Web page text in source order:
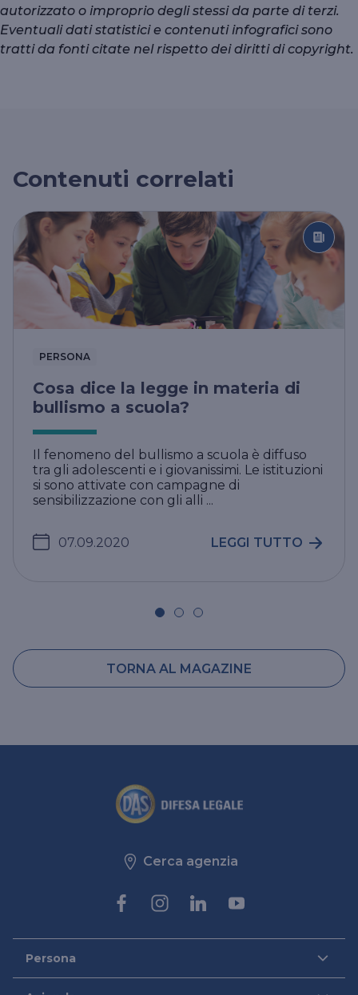
autorizzato o improprio degli stessi da parte di terzi.
Eventuali dati statistici e contenuti infografici sono
tratti da fonti citate nel rispetto dei diritti di copyright.
Contenuti correlati
PERSONA
Cosa dice la legge in materia di
bullismo a scuola?
Il fenomeno del bullismo a scuola è diffuso
tra gli adolescenti e i giovanissimi. Le istituzioni
si sono attivate con campagne di
sensibilizzazione con gli alli ...
07.09.2020 LEGGI TUTTO
TORNA AL MAGAZINE
Cerca agenzia
Persona